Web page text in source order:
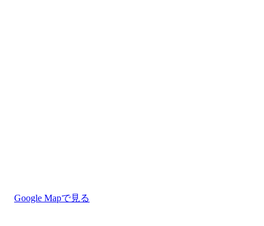
Google Mapで見る